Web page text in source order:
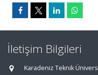
İletişim Bilgileri
Karadeniz Teknik